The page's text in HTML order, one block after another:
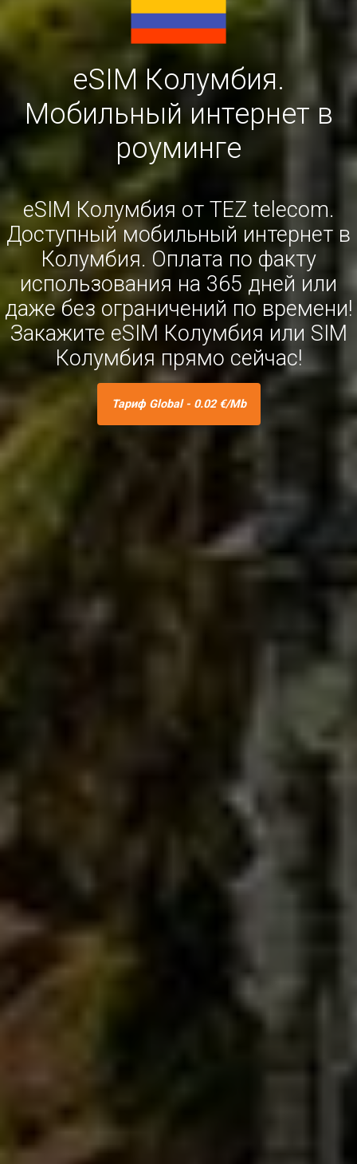
Зарегистрироваться
eSIM Колумбия.
Мобильный интернет в
роуминге
eSIM Колумбия от TEZ telecom.
Доступный мобильный интернет в
Колумбия. Оплата по факту
использования на 365 дней или
даже без ограничений по времени!
Закажите eSIM Колумбия или SIM
Колумбия прямо сейчас!
Тариф Global - 0.02 €/Mb